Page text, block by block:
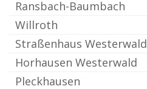
Ransbach-Baumbach
Willroth
Straßenhaus Westerwald
Horhausen Westerwald
Pleckhausen